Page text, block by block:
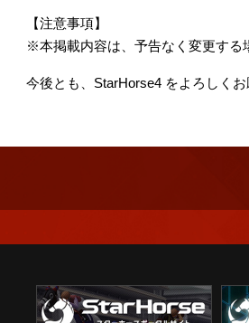
【注意事項】
※本掲載内容は、予告なく変更する
今後とも、StarHorse4 をよろしくお